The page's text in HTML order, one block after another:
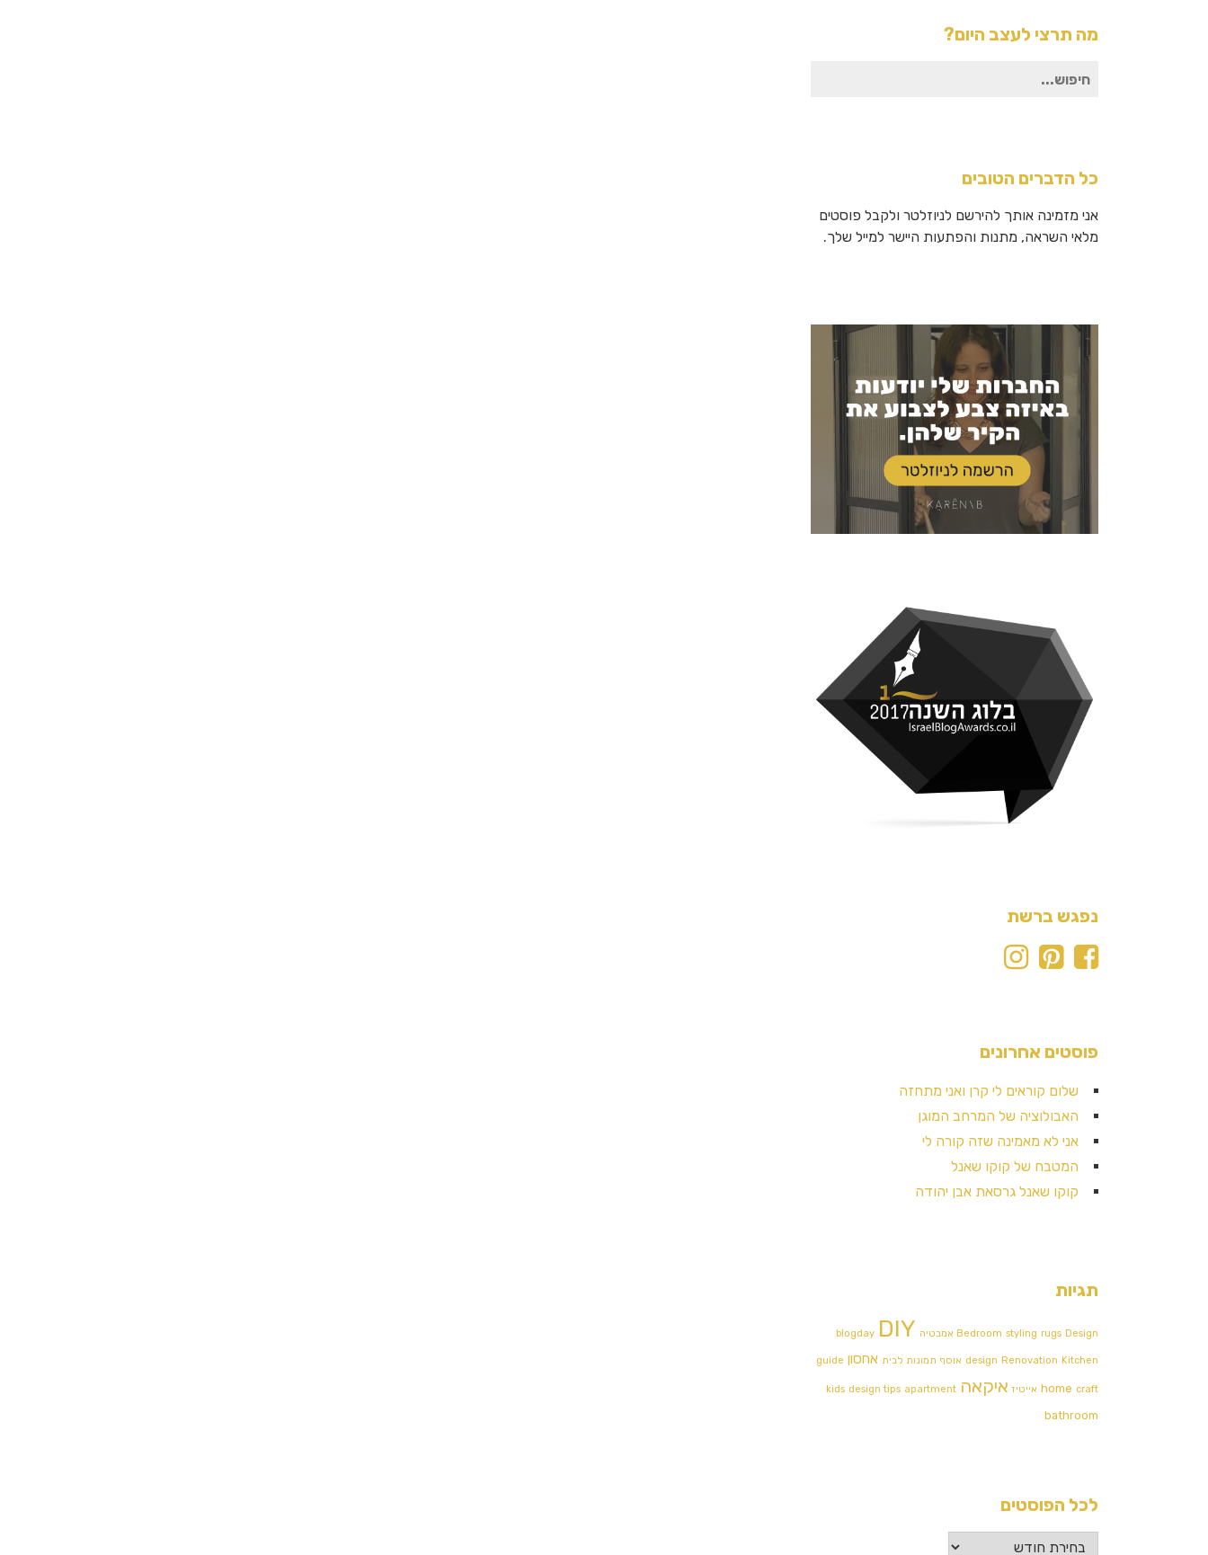
מה תרצי לעצב היום?
חיפוש
כל הדברים הטובים
אני מזמינה אותך להירשם לניוזלטר ולקבל פוסטים
מלאי השראה, מתנות והפתעות היישר למייל שלך.
נפגש ברשת
פוסטים אחרונים
שלום קוראים לי קרן ואני מתחזה
האבולוציה של המרחב המוגן
אני לא מאמינה שזה קורה לי
המטבח של קוקו שאנל
קוקו שאנל גרסאת אבן יהודה
תגיות
Bedroom styling rugs Design אמבטיה blogday DIY
design Renovation Kitchen אוסף תמונות לבית אחסון guide
home craft אייטיז איקאה kids design tips apartment
bathroom
לכל הפוסטים
לכל